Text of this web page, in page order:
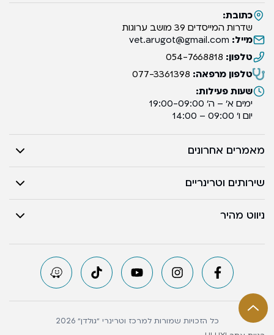
כתובת:
שדרות המייסדים 39 מושב ערוגות
מייל: vet.arugot@gmail.com
טלפון: 054-7668818
טלפון מרפאה: 077-3361398
שעות פעילות:
ימים א’ – ה’ 19:00-09:00
יום ו’ 09:00 – 14:00
מאמרים אחרונים
שירותים וטרינריים
ניווט מהיר
כל הזכויות שמורות למרכז וטרינרי ״גולדן״ 2026